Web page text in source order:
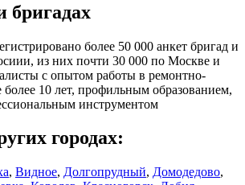
бригадах
более 50 000 анкет бригад и
из них почти 30 000 по Москве и
с опытом работы в ремонтно-
более 10 лет, профильным образованием,
инструментом
городах:
, Видное, Долгопрудный, Домодедово,